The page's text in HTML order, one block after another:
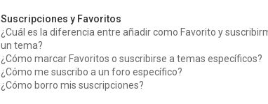
Suscripciones y Favoritos
¿Cuál es la diferencia entre añadir como Favorito y
un tema?
¿Cómo marcar Favoritos o suscribirse a temas específicos?
¿Cómo me suscribo a un foro específico?
¿Cómo borro mis suscripciones?